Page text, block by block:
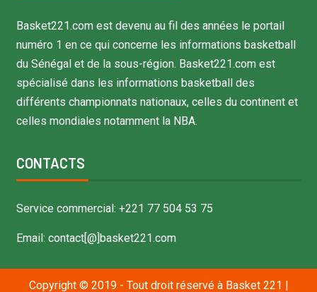
Basket221.com est devenu au fil des années le portail
numéro 1 en ce qui concerne les informations basketball
du Sénégal et de la sous-région. Basket221.com est
spécialisé dans les informations basketball des
différents championnats nationaux, celles du continent et
celles mondiales notamment la NBA.
CONTACTS
Service commercial: +221 77 504 53 75
Email: contact[@]basket221.com
Copyright © 2019 - Tout droit réservé à Basket 221